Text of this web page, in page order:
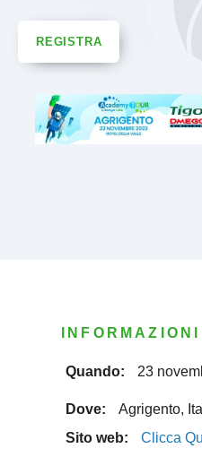
REGISTRA
Quando: 23
Dove:
Agrigento,
Sito web:
Clicca